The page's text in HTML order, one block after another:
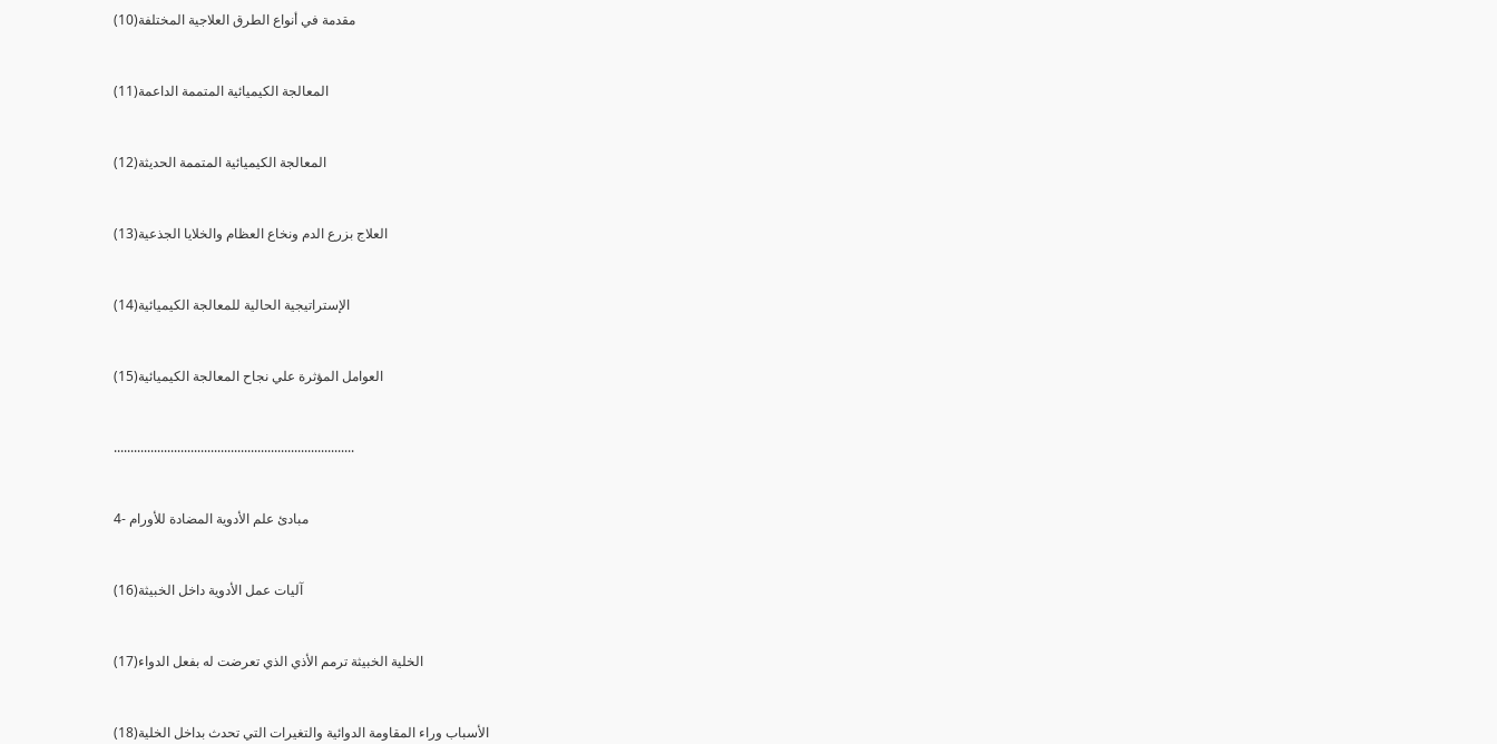
(10)مقدمة في أنواع الطرق العلاجية المختلفة
(11)المعالجة الكيميائية المتممة الداعمة
(12)المعالجة الكيميائية المتممة الحديثة
(13)العلاج بزرع الدم ونخاع العظام والخلايا الجذعية
(14)الإستراتيجية الحالية للمعالجة الكيميائية
(15)العوامل المؤثرة علي نجاح المعالجة الكيميائية
........................................................................
4- مبادئ علم الأدوية المضادة للأورام
(16)آليات عمل الأدوية داخل الخبيثة
(17)الخلية الخبيثة ترمم الأذي الذي تعرضت له بفعل الدواء
(18)الأسباب وراء المقاومة الدوائية والتغيرات التي تحدث بداخل الخلية